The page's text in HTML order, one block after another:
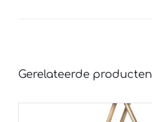
Gerelateerde producten